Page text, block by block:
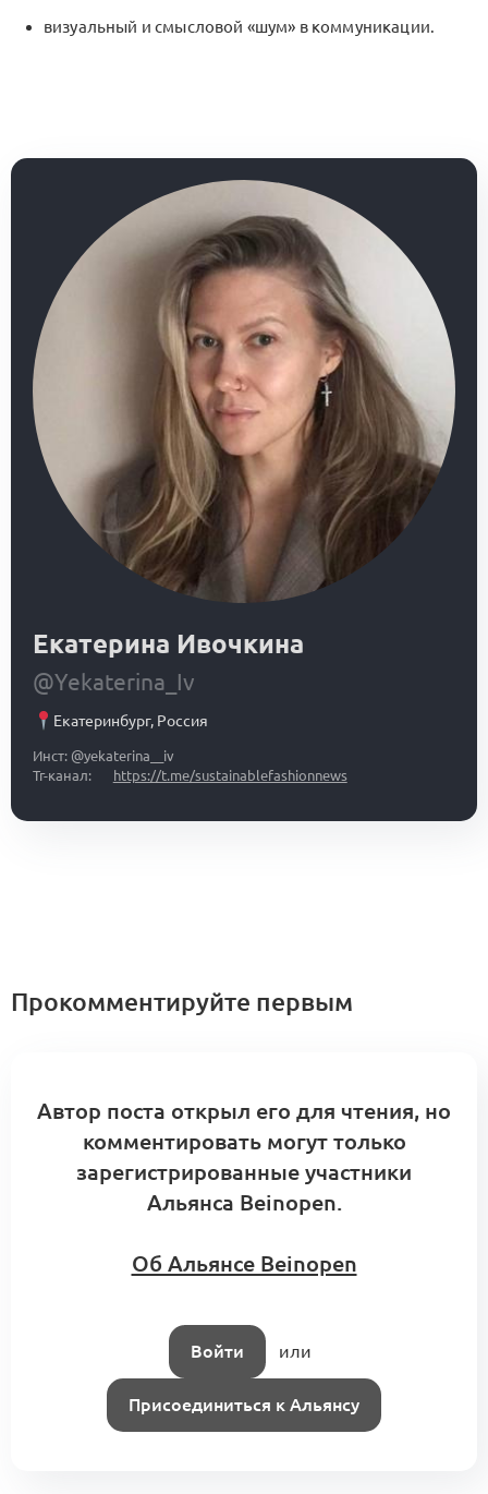
визуальный и смысловой «шум» в коммуникации.
Екатерина Ивочкина
@Yekaterina_Iv
Екатеринбург, Россия
Инст: @yekaterina__iv
Тг-канал:
https://t.me/sustainablefashionnews
Прокомментируйте первым
Автор поста открыл его для чтения, но
комментировать могут только
зарегистрированные участники
Альянса Beinopen.
Об Альянсе Beinopen
Войти или
Присоединиться к Альянсу